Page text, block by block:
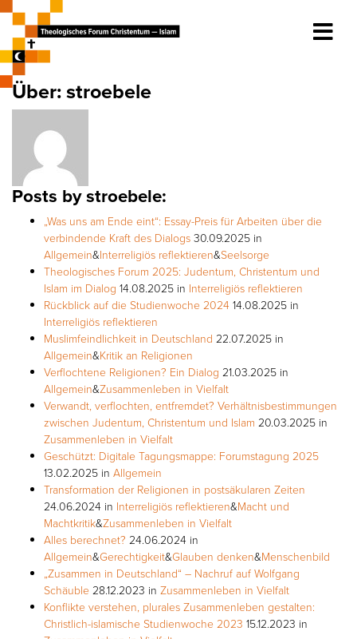
Über: stroebele
Posts by stroebele:
„Was uns am Ende eint“: Essay-Preis für Arbeiten über die
verbindende Kraft des Dialogs 30.09.2025 in
Allgemein&Interreligiös reflektieren&Seelsorge
Theologisches Forum 2025: Judentum, Christentum und
Islam im Dialog 14.08.2025 in Interreligiös reflektieren
Rückblick auf die Studienwoche 2024 14.08.2025 in
Interreligiös reflektieren
Muslimfeindlichkeit in Deutschland 22.07.2025 in
Allgemein&Kritik an Religionen
Verflochtene Religionen? Ein Dialog 21.03.2025 in
Allgemein&Zusammenleben in Vielfalt
Verwandt, verflochten, entfremdet? Verhältnisbestimmungen
zwischen Judentum, Christentum und Islam 20.03.2025 in
Zusammenleben in Vielfalt
Geschützt: Digitale Tagungsmappe: Forumstagung 2025
13.02.2025 in Allgemein
Transformation der Religionen in postsäkularen Zeiten
24.06.2024 in Interreligiös reflektieren&Macht und
Machtkritik&Zusammenleben in Vielfalt
Alles berechnet? 24.06.2024 in
Allgemein&Gerechtigkeit&Glauben denken&Menschenbild
„Zusammen in Deutschland“ – Nachruf auf Wolfgang
Schäuble 28.12.2023 in Zusammenleben in Vielfalt
Konflikte verstehen, plurales Zusammenleben gestalten:
Christlich-islamische Studienwoche 2023 15.12.2023 in